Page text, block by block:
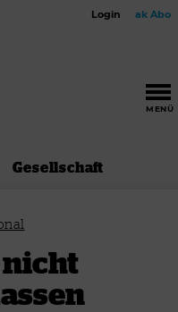
Login ak Abo
MENÜ
Gesellschaft
nicht